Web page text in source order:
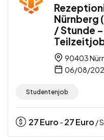
Nürnberg
/ Stunde
90403
06/08/
Studentenjob
27Euro - 27Euro /